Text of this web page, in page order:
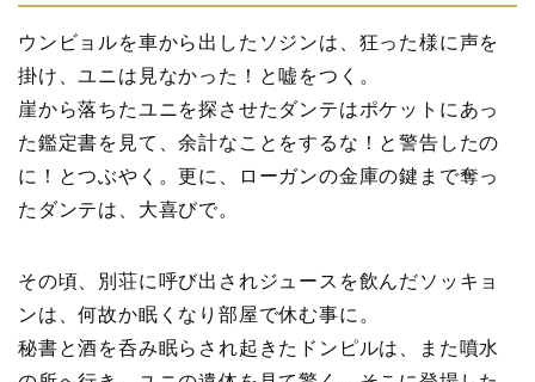
ウンビョルを車から出したソジンは、狂った様に声を
掛け、ユニは見なかった！と嘘をつく。
崖から落ちたユニを探させたダンテはポケットにあっ
た鑑定書を見て、余計なことをするな！と警告したの
に！とつぶやく。更に、ローガンの金庫の鍵まで奪っ
たダンテは、大喜びで。
その頃、別荘に呼び出されジュースを飲んだソッキョ
ンは、何故か眠くなり部屋で休む事に。
秘書と酒を呑み眠らされ起きたドンピルは、また噴水